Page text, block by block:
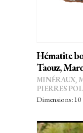
Hématite
Taouz,
MINÉRAUX,
PIERRES
Dimensions: